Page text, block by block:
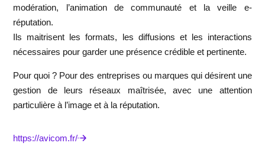
modération, l’animation de communauté et la veille e-
réputation.
Ils maitrisent les formats, les diffusions et les interactions
nécessaires pour garder une présence crédible et pertinente.
Pour quoi ? Pour des entreprises ou marques qui désirent une
gestion de leurs réseaux maîtrisée, avec une attention
particulière à l’image et à la réputation.
https://avicom.fr/